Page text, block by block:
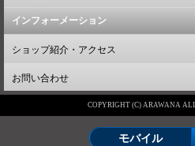
インフォーメーション
ショップ紹介・アクセス
お問い合わせ
COPYRIGHT (C) ARAWANA
モバイル